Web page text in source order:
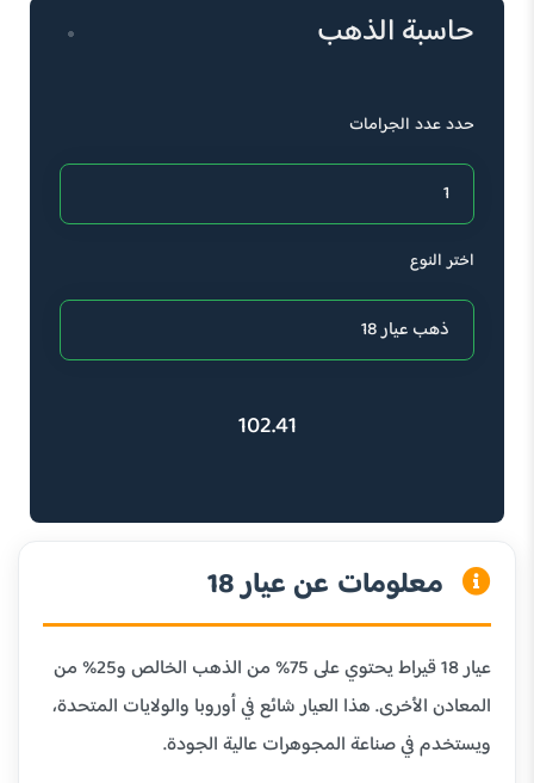
حاسبة الذهب
حدد عدد الجرامات
اختر النوع
102.41
معلومات عن عيار 18
عيار 18 قيراط يحتوي على 75% من الذهب الخالص و25% من
المعادن الأخرى. هذا العيار شائع في أوروبا والولايات المتحدة،
ويستخدم في صناعة المجوهرات عالية الجودة.